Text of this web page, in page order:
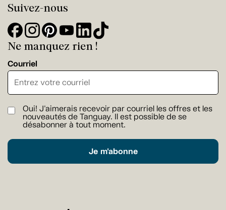
Suivez-nous
Ne manquez rien !
Courriel
Oui! J'aimerais recevoir par courriel les offres et les
nouveautés de Tanguay. Il est possible de se
désabonner à tout moment.
Je m'abonne